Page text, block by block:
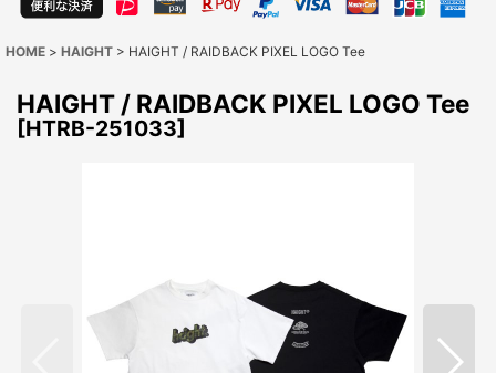
HOME > HAIGHT > HAIGHT / RAIDBACK PIXEL LOGO Tee
HAIGHT / RAIDBACK PIXEL LOGO Tee
[HTRB-251033]